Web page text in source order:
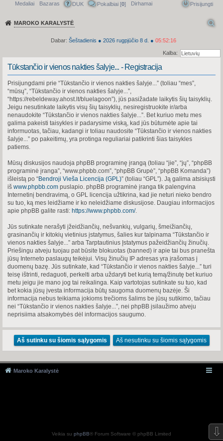
Greitasis meniu
Medaliai Bazaras DUK Pokalbiai [0] Dirhamai Prisijungti
MAROKO KARALYSTĖ
Dabar: Šeštadienis ● 2026 rugpjūčio 8 d. ● 05:52:16
Kalba:
Tūkstančio ir vienos nakties šalyje... - Registracija
Prisijungdami prie “Tūkstančio ir vienos nakties šalyje...” (toliau “mes”,
“mūsų”, “Tūkstančio ir vienos nakties šalyje...”,
“https://rebeldeway.ahost.lt/bluelagoon”), jūs pasižadate laikytis šių taisyklių.
Jeigu nesutinkate laikytis visų šių taisyklių, nesiregistruokite ir/arba
nenaudokite “Tūkstančio ir vienos nakties šalyje...”. Bet kuriuo metu mes
galima pakeisti taisykles ir padarysime viską, kad jūs būtumėte apie tai
informuotas, tačiau, kadangi ir toliau naudosite “Tūkstančio ir vienos nakties
šalyje...” po pakeitimų, yra protinga reguliariai patikrinti šias taisykles
patiems.
Mūsų diskusijos naudoja phpBB programinę įrangą (toliau “jie”, “jų”, “phpBB
programinė įranga”, “www.phpbb.com”, “phpBB Grupė”, “phpBB Komanda”)
išleistą po “Bendroji Vieša Licencija (GPL)” (toliau “GPL”). Ją galima atsisiųsti
iš www.phpbb.com puslapio. phpBB programinė įranga tik palengvina
Internetinį bendravimą, o GPL licencija užtikrina, kad jie neturi nieko bendro
su tuo, ką mes leidžiame ir ko neleidžiame diskusijose. Daugiau informacijos
apie phpBB galite rasti: https://www.phpbb.com/.
Jūs sutinkate nerašyti įžeidžiančių, nešvankių, vulgarių, šmeižiančių,
grasinančių ir kitokių vietinius įstatymus, šalies kur talpinama “Tūkstančio ir
vienos nakties šalyje...” arba Tarptautinius Įstatymus pažeidžiančių žinučių.
Priešingu atveju tuojau pat būsite blokuotas (banned) ir apie tai bus pranešta
jūsų Interneto paslaugų teikėjui. Visų žinučių IP adresas yra įrašomas į
duomenų bazę. Jūs sutinkate, kad “Tūkstančio ir vienos nakties šalyje...” turi
teisę ištrinti, redaguoti, perkelti arba uždaryti bet kurią temą/žinutę bet kuriuo
metu jeigu jie mano jog tai reikalinga. Kaip vartotojas sutinkate su tuo, kad
bet kokia jūsų įvesta informacija būtų saugoma duomenų bazėje. Ši
informacija nebus teikiama jokioms trečioms šalims be jūsų sutikimo, tačiau
nei “Tūkstančio ir vienos nakties šalyje...”, nei phpBB įsilaužimo atveju
neprisiima atsakomybės dėl informacijos saugumo.
Maroko Karalystė
Veikia su phpBB® Forum Software © phpBB Limited ⇩